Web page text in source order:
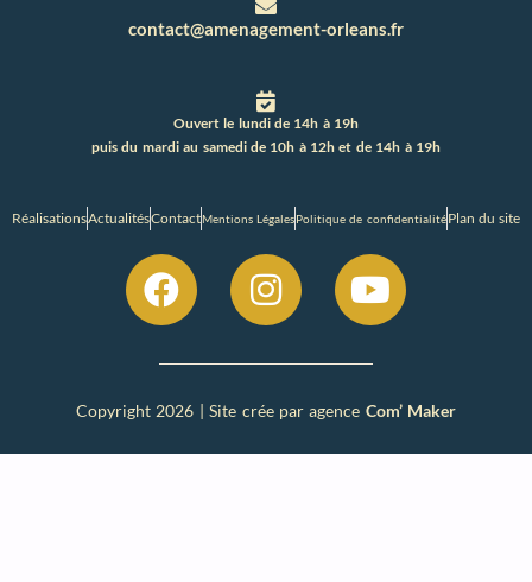
contact@amenagement-orleans.fr
Ouvert le lundi de 14h à 19h
puis du mardi au samedi de 10h à 12h et de 14h à 19h
RéalisationsActualitésContactMentions LégalesPolitique de confidentialitéPlan du site
Copyright 2026 | Site crée par agence Com’ Maker